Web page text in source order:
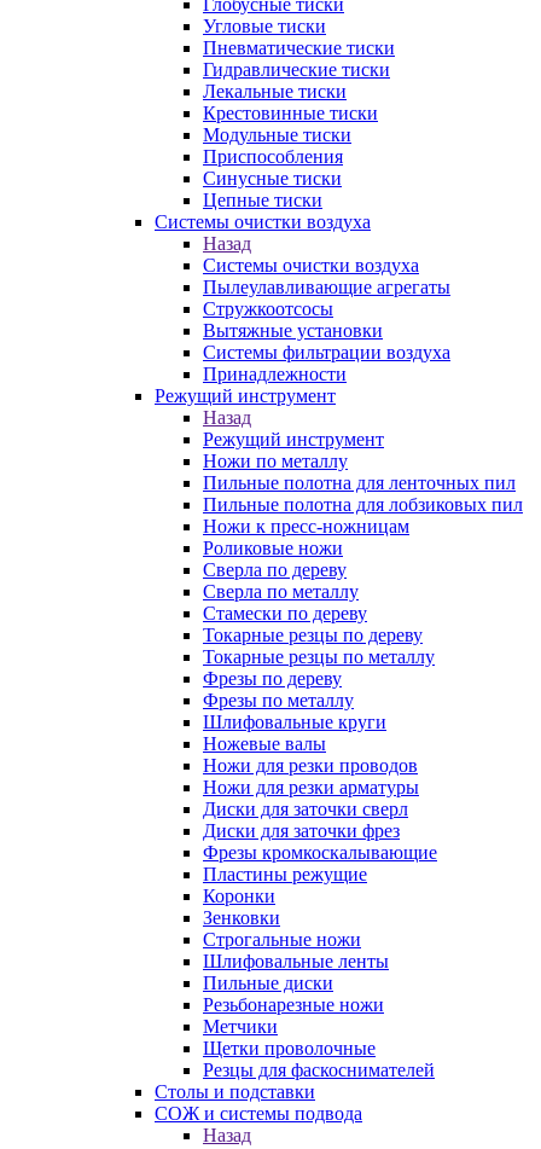
Глобусные тиски
Угловые тиски
Пневматические тиски
Гидравлические тиски
Лекальные тиски
Крестовинные тиски
Модульные тиски
Приспособления
Синусные тиски
Цепные тиски
Системы очистки воздуха
Назад
Системы очистки воздуха
Пылеулавливающие агрегаты
Стружкоотсосы
Вытяжные установки
Системы фильтрации воздуха
Принадлежности
Режущий инструмент
Назад
Режущий инструмент
Ножи по металлу
Пильные полотна для ленточных пил
Пильные полотна для лобзиковых пил
Ножи к пресс-ножницам
Роликовые ножи
Сверла по дереву
Сверла по металлу
Стамески по дереву
Токарные резцы по дереву
Токарные резцы по металлу
Фрезы по дереву
Фрезы по металлу
Шлифовальные круги
Ножевые валы
Ножи для резки проводов
Ножи для резки арматуры
Диски для заточки сверл
Диски для заточки фрез
Фрезы кромкоскалывающие
Пластины режущие
Коронки
Зенковки
Строгальные ножи
Шлифовальные ленты
Пильные диски
Резьбонарезные ножи
Метчики
Щетки проволочные
Резцы для фаскоснимателей
Столы и подставки
СОЖ и системы подвода
Назад